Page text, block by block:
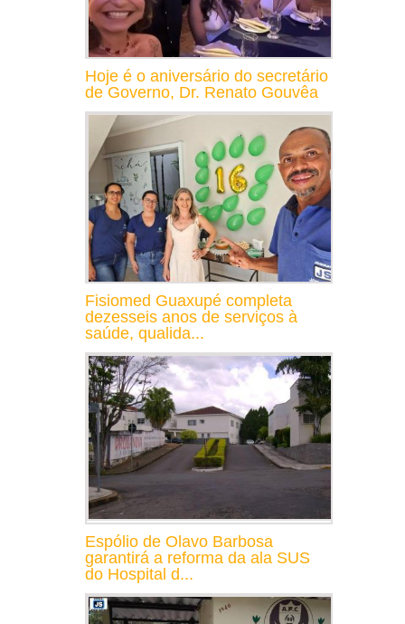
Hoje é o aniversário do secretário
de Governo, Dr. Renato Gouvêa
Fisiomed Guaxupé completa
dezesseis anos de serviços à
saúde, qualida...
Espólio de Olavo Barbosa
garantirá a reforma da ala SUS
do Hospital d...